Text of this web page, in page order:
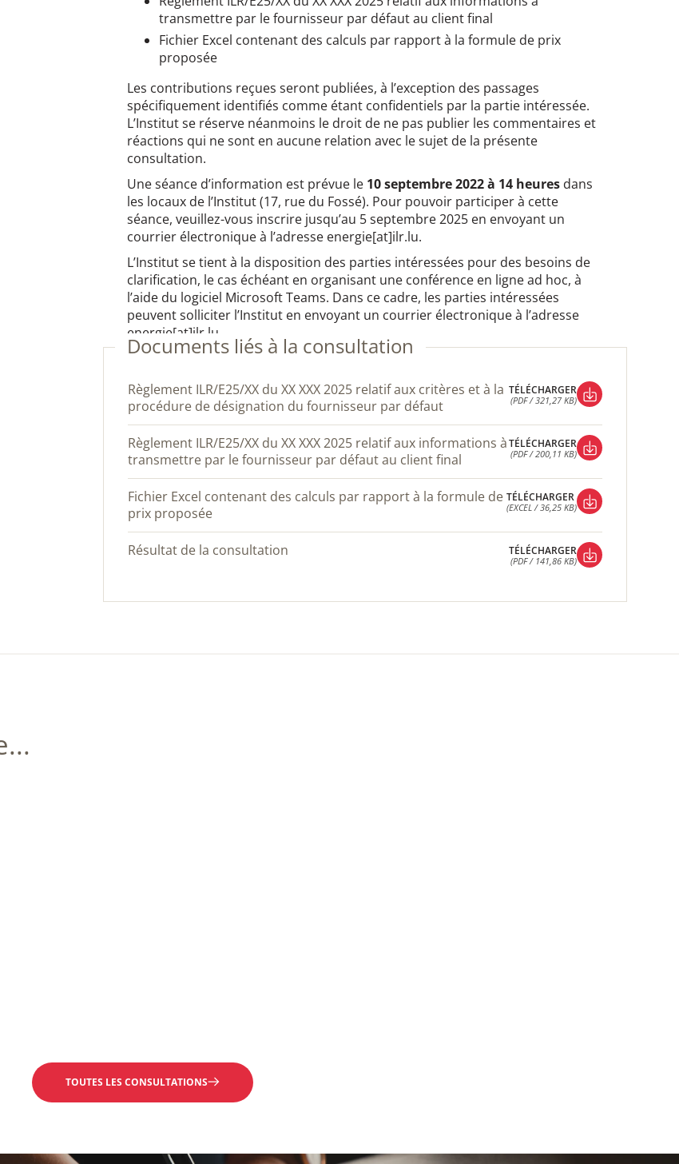
transmettre par le fournisseur par défaut au client final
Fichier Excel contenant des calculs par rapport à la formule de prix
proposée
Les contributions reçues seront publiées, à l’exception des passages
spécifiquement identifiés comme étant confidentiels par la partie intéressée.
L’Institut se réserve néanmoins le droit de ne pas publier les commentaires et
réactions qui ne sont en aucune relation avec le sujet de la présente
consultation.
Une séance d’information est prévue le 10 septembre 2022 à 14 heures dans
les locaux de l’Institut (17, rue du Fossé). Pour pouvoir participer à cette
séance, veuillez-vous inscrire jusqu’au 5 septembre 2025 en envoyant un
courrier électronique à l’adresse energie[at]ilr.lu.
L’Institut se tient à la disposition des parties intéressées pour des besoins de
clarification, le cas échéant en organisant une conférence en ligne ad hoc, à
l’aide du logiciel Microsoft Teams. Dans ce cadre, les parties intéressées
peuvent solliciter l’Institut en envoyant un courrier électronique à l’adresse
energie[at]ilr.lu.
Documents liés à la consultation
Règlement ILR/E25/XX du XX XXX 2025 relatif aux critères et à la
procédure de désignation du fournisseur par défaut
TÉLÉCHARGER
(PDF / 321,27 KB)
(PDF / 321,27 KB)
Règlement ILR/E25/XX du XX XXX 2025 relatif aux informations à
transmettre par le fournisseur par défaut au client final
TÉLÉCHARGER
(PDF / 200,11 KB)
(PDF / 200,11 KB)
Fichier Excel contenant des calculs par rapport à la formule de
prix proposée
TÉLÉCHARGER
(EXCEL / 36,25 KB)
(EXCEL / 36,25 KB)
Résultat de la consultation TÉLÉCHARGER
(PDF / 141,86 KB)
TOUTES LES CONSULTATIONS